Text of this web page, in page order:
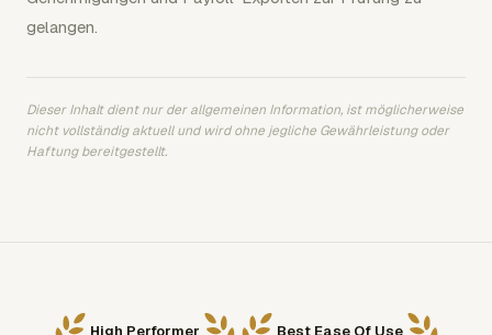
gelangen.
Dieser Inhalt dient nur der allgemeinen Information, ist möglicherweise
nicht vollständig aktuell und wird ohne jegliche Gewährleistung oder
Haftung bereitgestellt.
High Performer Best Ease Of Use